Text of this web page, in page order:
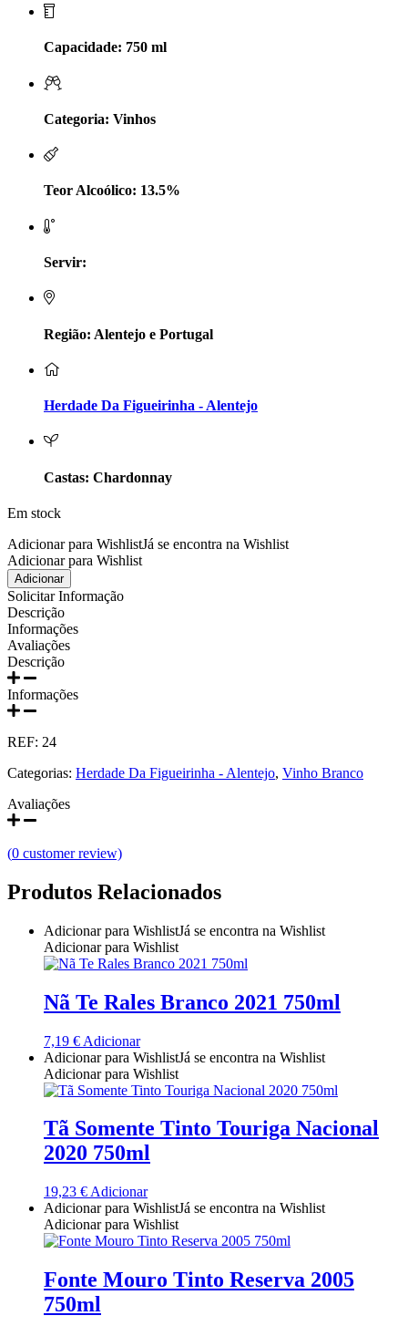
Marcio Em Campo - Tejo
Oboe - Douro
Prats e Symington Family
Quinta da Curia - Bairrada
Quinta Do Paral Alentejo
Quinta do Pessegueiro - Douro
Quinta do Piloto
Quinta Do Regueiro - Região Vinhos Verdes
Quinta Do Rogel Algarve
Quinta do Sobreiró Trás-os -Montes
Quinta Do Ventozelo - Douro
Quinta Dos Termos - Beira Interior
Quinta José Rodrigues - Humanitas
Capacidade: 750 ml
Categoria: Vinhos
Teor Alcoólico: 13.5%
Servir:
Região: Alentejo e Portugal
Herdade Da Figueirinha - Alentejo
Castas: Chardonnay
Em stock
Adicionar para WishlistJá se encontra na Wishlist
Adicionar para Wishlist
Quantidade
de
Tã
Somente
Branco
Chardonnay
2018
750ml
Adicionar
Solicitar Informação
Descrição
Informações
Avaliações
Descrição
Informações
REF: 24
Categorias: Herdade Da Figueirinha - Alentejo, Vinho Branco
Avaliações
(0 customer review)
Produtos Relacionados
Adicionar para WishlistJá se encontra na Wishlist
Adicionar para Wishlist
Nã Te Rales Branco 2021 750ml
7,19 € Adicionar
Adicionar para WishlistJá se encontra na Wishlist
Adicionar para Wishlist
Tã Somente Tinto Touriga Nacional
2020 750ml
19,23 € Adicionar
Adicionar para WishlistJá se encontra na Wishlist
Adicionar para Wishlist
Fonte Mouro Tinto Reserva 2005
750ml